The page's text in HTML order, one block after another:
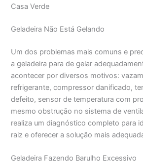
Casa Verde
Geladeira Não Está Gelando
Um dos problemas mais comuns e
a geladeira para de gelar
acontecer por diversos motivos:
refrigerante, compressor danificado,
defeito, sensor de temperatura com
mesmo obstrução no sistema de
realiza um diagnóstico completo para
raiz e oferecer a solução mais
Geladeira Fazendo Barulho Excessivo